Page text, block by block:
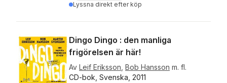
Lyssna direkt efter köp
Dingo Dingo : den manliga
frigörelsen är här!
Av Leif Eriksson Bob Hansson m. fl.
CD-bok, Svenska, 2011